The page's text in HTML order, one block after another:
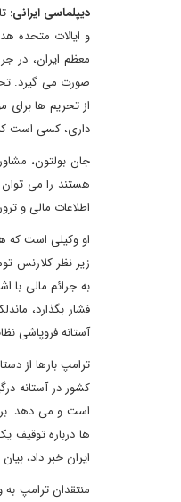
دیپلماسی ایرانی:
و ایالات متحده
معظم ایران، در
صورت می گیرد.
از تحریم ها برای
داری، کسی است که
جان بولتون،
هستند را می
اطلاعات مالی و
او وکیلی است که
زیر نظر کلارنس
به جرائم مالی
فشار بگذارد،
آستانه فروپاشی
ترامپ بارها از
کشور در آستانه
است و می دهد.
ها درباره توقیف
ایران خبر داد،
منتقدان ترامپ